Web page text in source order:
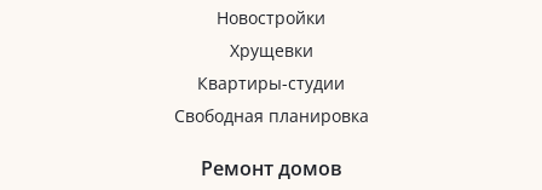
Новостройки
Хрущевки
Квартиры-студии
Свободная планировка
Ремонт домов